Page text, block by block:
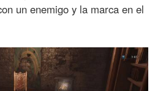
un enemigo y la marca en el